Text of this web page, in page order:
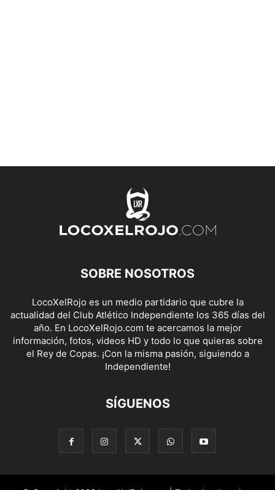
SOBRE NOSOTROS
LocoXelRojo es un medio partidario que cubre la
actualidad del Club Atlético Independiente los 365 días del
año. En LocoXelRojo.com te acercamos la mejor
información, fotos, videos HD y todo lo que quieras sobre
el Rey de Copas. ¡Con la misma pasión, siguiendo a
Independiente!
SÍGUENOS